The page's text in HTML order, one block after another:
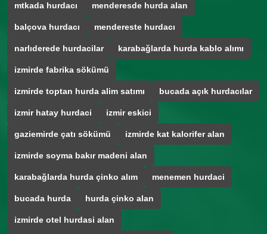
mtkada hurdacı menderesde hurda alan
balçova hurdacı mendereste hurdacı
narlıderede hurdacilar karabağlarda hurda kablo alımı
izmirde fabrika sökümü
izmirde toptan hurda alim satımı bucada açık hurdacılar
izmir hatay hurdaci izmir eskici
gaziemirde çatı sökümü izmirde kat kalorifer alan
izmirde soyma bakır madeni alan
karabağlarda hurda çinko alım menemen hurdaci
bucada hurda hurda çinko alan
izmirde otel hurdasi alan